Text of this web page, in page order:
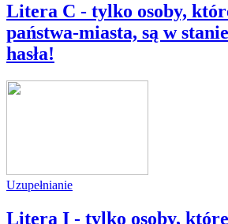
Litera C - tylko osoby,
państwa-miasta, są w
hasła!
Uzupełnianie
Litera I - tylko osoby,